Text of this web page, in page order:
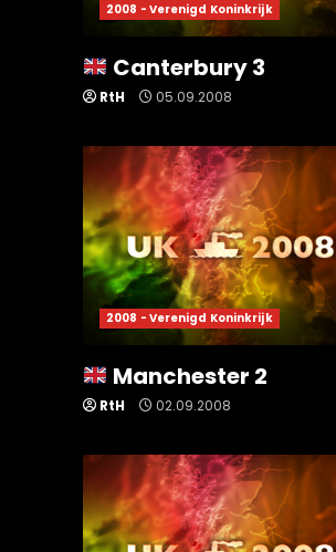
2008 - Verenigd Koninkrijk
Canterbury 3
RtH 05.09.2008
2008 - Verenigd Koninkrijk
Manchester 2
RtH 02.09.2008